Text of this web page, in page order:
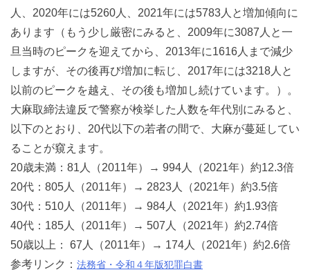
人、2020年には5260人、2021年には5783人と増加傾向に
あります（もう少し厳密にみると、2009年に3087人と一
旦当時のピークを迎えてから、2013年に1616人まで減少
しますが、その後再び増加に転じ、2017年には3218人と
以前のピークを越え、その後も増加し続けています。）。
大麻取締法違反で警察が検挙した人数を年代別にみると、
以下のとおり、20代以下の若者の間で、大麻が蔓延してい
ることが窺えます。
20歳未満：81人（2011年）→ 994人（2021年）約12.3倍
20代：805人（2011年）→ 2823人（2021年）約3.5倍
30代：510人（2011年）→ 984人（2021年）約1.93倍
40代：185人（2011年）→ 507人（2021年）約2.74倍
50歳以上： 67人（2011年）→ 174人（2021年）約2.6倍
参考リンク： 法務省・令和４年版犯罪白書